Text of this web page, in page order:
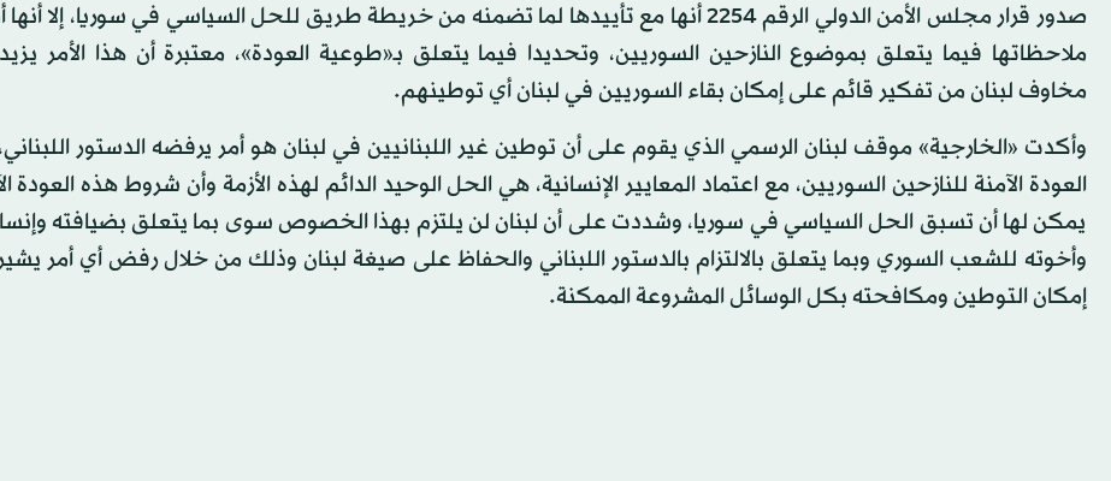
صدور قرار مجلس الأمن الدولي الرقم 2254 أنها مع تأييدها لما تضمنه من خريطة طريق للحل السياسي في سوريا، إلا
ملاحظاتها فيما يتعلق بموضوع النازحين السوريين، وتحديدا فيما يتعلق بـ«طوعية العودة»، معتبرة أن هذا الأمر
مخاوف لبنان من تفكير قائم على إمكان بقاء السوريين في لبنان أي توطينهم.
وأكدت «الخارجية» موقف لبنان الرسمي الذي يقوم على أن توطين غير اللبنانيين في لبنان هو أمر يرفضه الدستور
العودة الآمنة للنازحين السوريين، مع اعتماد المعايير الإنسانية، هي الحل الوحيد الدائم لهذه الأزمة وأن شروط هذه العودة
يمكن لها أن تسبق الحل السياسي في سوريا، وشددت على أن لبنان لن يلتزم بهذا الخصوص سوى بما يتعلق بضيافته
وأخوته للشعب السوري وبما يتعلق بالالتزام بالدستور اللبناني والحفاظ على صيغة لبنان وذلك من خلال رفض أي أمر
إمكان التوطين ومكافحته بكل الوسائل المشروعة الممكنة.